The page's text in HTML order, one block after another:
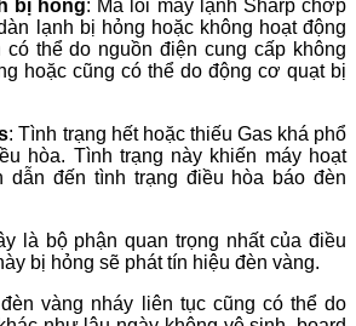
bị hỏng: Mã lỗi máy lạnh Sharp chớp
lạnh bị hỏng hoặc không hoạt động
thể do nguồn điện cung cấp không
hoặc cũng có thể do động cơ quạt bị
: Tình trạng hết hoặc thiếu Gas khá phổ
hòa. Tình trạng này khiến máy hoạt
dẫn đến tình trạng điều hòa báo đèn
là bộ phận quan trọng nhất của điều
bị hỏng sẽ phát tín hiệu đèn vàng.
vàng nháy liên tục cũng có thể do